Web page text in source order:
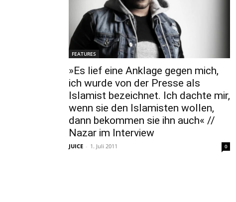
FEATURES
»Es lief eine Anklage gegen mich,
ich wurde von der Presse als
Islamist bezeichnet. Ich dachte mir,
wenn sie den Islamisten wollen,
dann bekommen sie ihn auch« //
Nazar im Interview
JUICE - 1. Juli 2011 0